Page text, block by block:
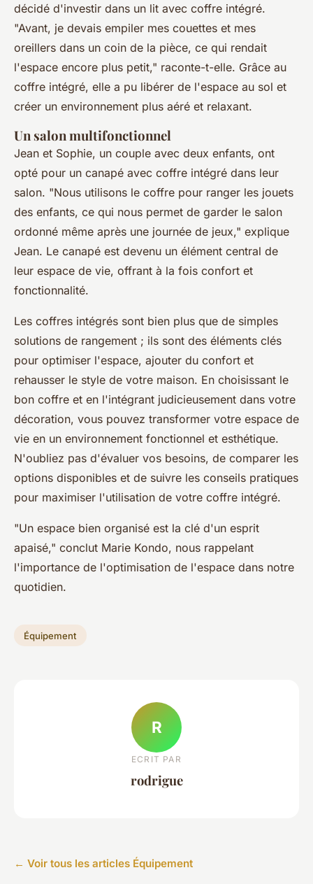
décidé d'investir dans un lit avec coffre intégré.
"Avant, je devais empiler mes couettes et mes
oreillers dans un coin de la pièce, ce qui rendait
l'espace encore plus petit," raconte-t-elle. Grâce au
coffre intégré, elle a pu libérer de l'espace au sol et
créer un environnement plus aéré et relaxant.
Un salon multifonctionnel
Jean et Sophie, un couple avec deux enfants, ont
opté pour un canapé avec coffre intégré dans leur
salon. "Nous utilisons le coffre pour ranger les jouets
des enfants, ce qui nous permet de garder le salon
ordonné même après une journée de jeux," explique
Jean. Le canapé est devenu un élément central de
leur espace de vie, offrant à la fois confort et
fonctionnalité.
Les coffres intégrés sont bien plus que de simples
solutions de rangement ; ils sont des éléments clés
pour optimiser l'espace, ajouter du confort et
rehausser le style de votre maison. En choisissant le
bon coffre et en l'intégrant judicieusement dans votre
décoration, vous pouvez transformer votre espace de
vie en un environnement fonctionnel et esthétique.
N'oubliez pas d'évaluer vos besoins, de comparer les
options disponibles et de suivre les conseils pratiques
pour maximiser l'utilisation de votre coffre intégré.
"Un espace bien organisé est la clé d'un esprit
apaisé," conclut Marie Kondo, nous rappelant
l'importance de l'optimisation de l'espace dans notre
quotidien.
Équipement
R
ECRIT PAR
rodrigue
← Voir tous les articles Équipement